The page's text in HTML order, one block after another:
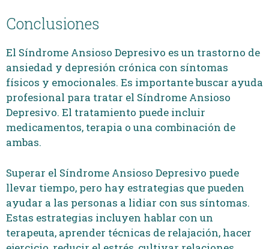
Conclusiones
El Síndrome Ansioso Depresivo es un trastorno de
ansiedad y depresión crónica con síntomas
físicos y emocionales. Es importante buscar ayuda
profesional para tratar el Síndrome Ansioso
Depresivo. El tratamiento puede incluir
medicamentos, terapia o una combinación de
ambas.
Superar el Síndrome Ansioso Depresivo puede
llevar tiempo, pero hay estrategias que pueden
ayudar a las personas a lidiar con sus síntomas.
Estas estrategias incluyen hablar con un
terapeuta, aprender técnicas de relajación, hacer